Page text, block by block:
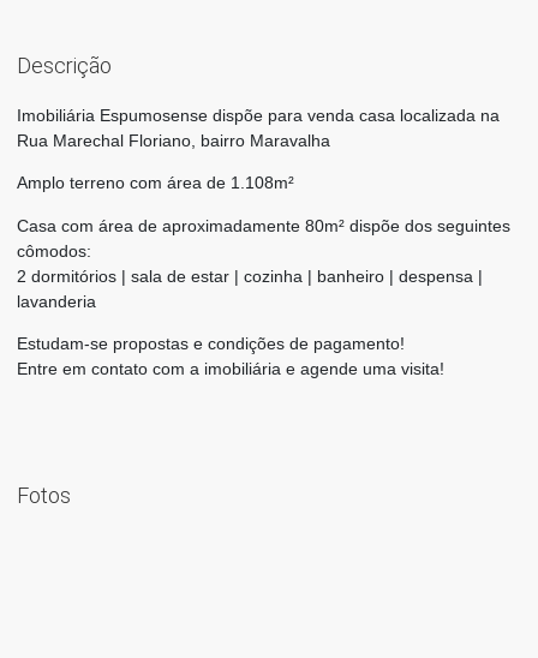
Descrição
Imobiliária Espumosense dispõe para venda casa localizada na
Rua Marechal Floriano, bairro Maravalha
Amplo terreno com área de 1.108m²
Casa com área de aproximadamente 80m² dispõe dos seguintes
cômodos:
2 dormitórios | sala de estar | cozinha | banheiro | despensa |
lavanderia
Estudam-se propostas e condições de pagamento!
Entre em contato com a imobiliária e agende uma visita!
Fotos